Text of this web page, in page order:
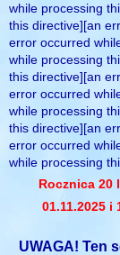
while processing
this directive][an
error occurred
while processing
this directive][an
error occurred
while processing
this directive][an
error occurred
while processing
Rocznica 20
01.11.2025
UWAGA! Ten